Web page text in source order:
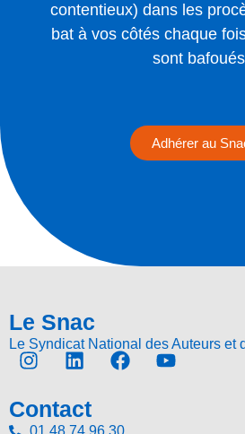
contentieux) dans les
bat à vos côtés chaque
sont
Adhérer au
Le Snac
Le Syndicat National des Auteurs et
Contact
01 48 74 96 30